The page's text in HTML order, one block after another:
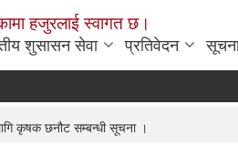
हजुरलाई स्वागत छ।
शुसासन सेवा प्रतिवेदन
कृषक छनौट सम्बन्धी सूचना ।